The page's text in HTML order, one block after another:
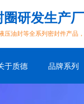
研发生产
压油封等全系列密封件产品
于质德 品牌系列